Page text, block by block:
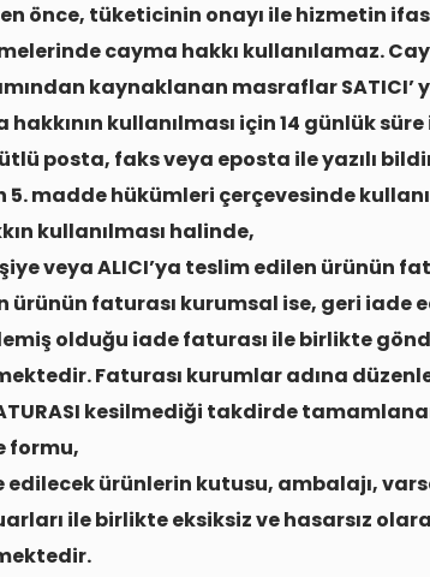
önce, tüketicinin onayı ile hizmetin
cayma hakkı kullanılamaz.
kaynaklanan masraflar SATICI’
hakkının kullanılması için 14 günlük
posta, faks veya eposta ile yazılı
5. madde hükümleri çerçevesinde
kullanılması halinde,
veya ALICI’ya teslim edilen ürünün
ürünün faturası kurumsal ise, geri iade
olduğu iade faturası ile birlikte
Faturası kurumlar adına
kesilmediği takdirde
formu,
edilecek ürünlerin kutusu, ambalajı,
ile birlikte eksiksiz ve hasarsız